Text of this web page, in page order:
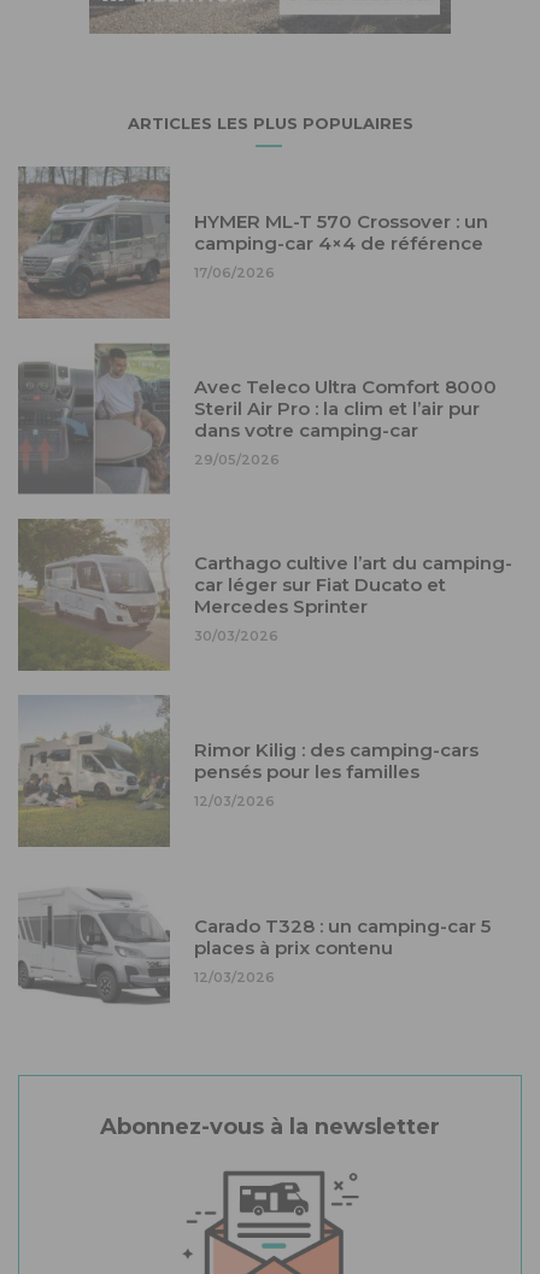
ARTICLES LES PLUS POPULAIRES
HYMER ML-T 570 Crossover : un
camping-car 4×4 de référence
17/06/2026
Avec Teleco Ultra Comfort 8000
Steril Air Pro : la clim et l’air pur
dans votre camping-car
29/05/2026
Carthago cultive l’art du camping-
car léger sur Fiat Ducato et
Mercedes Sprinter
30/03/2026
Rimor Kilig : des camping-cars
pensés pour les familles
12/03/2026
Carado T328 : un camping-car 5
places à prix contenu
12/03/2026
Abonnez-vous à la newsletter